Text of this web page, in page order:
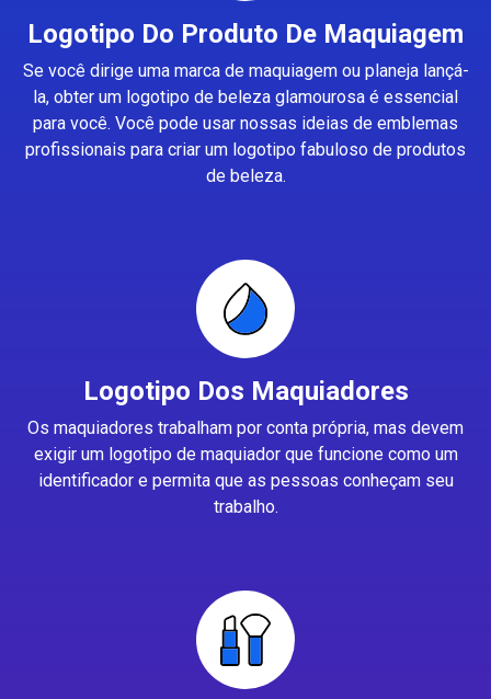
Logotipo Do Produto De Maquiagem
Se você dirige uma marca de maquiagem ou planeja lançá-
la, obter um logotipo de beleza glamourosa é essencial
para você. Você pode usar nossas ideias de emblemas
profissionais para criar um logotipo fabuloso de produtos
de beleza.
Logotipo Dos Maquiadores
Os maquiadores trabalham por conta própria, mas devem
exigir um logotipo de maquiador que funcione como um
identificador e permita que as pessoas conheçam seu
trabalho.